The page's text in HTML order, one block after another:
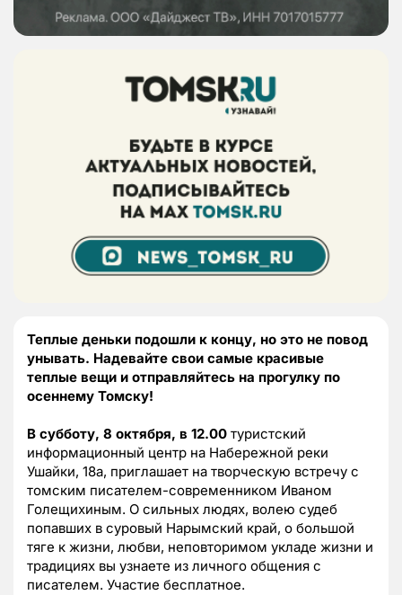
Теплые деньки подошли к концу, но это не повод
унывать. Надевайте свои самые красивые
теплые вещи и отправляйтесь на прогулку по
осеннему Томску!
В субботу, 8 октября, в 12.00 туристский
информационный центр на Набережной реки
Ушайки, 18а, приглашает на творческую встречу с
томским писателем-современником Иваном
Голещихиным. О сильных людях, волею судеб
попавших в суровый Нарымский край, о большой
тяге к жизни, любви, неповторимом укладе жизни и
традициях вы узнаете из личного общения с
писателем. Участие бесплатное.